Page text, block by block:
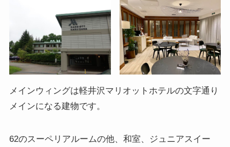
メインウィングは軽井沢マリオットホテルの文字通り
メインになる建物です。
62のスーペリアルームの他、和室、ジュニアスイー